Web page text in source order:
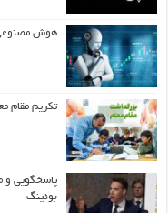
هوش
تکریم مقام
پاسخگویی و
بوئینگ